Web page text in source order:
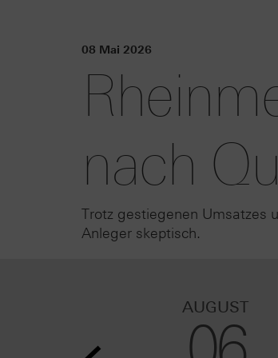
08 Mai 2026
nach
Trotz gestiegenen Umsatzes
Anleger skeptisch.
AUGUST